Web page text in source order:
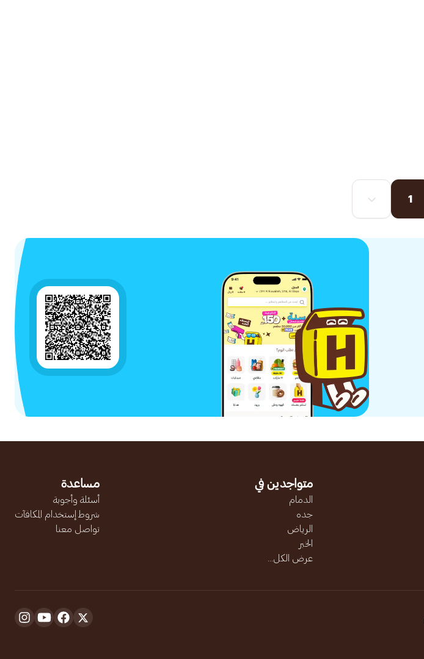
1
متواجدين في
الدمام
جده
الرياض
الخبر
عرض الكل...
مساعدة
أسئلة وأجوبة
شروط إستخدام المكافآت
تواصل معنا